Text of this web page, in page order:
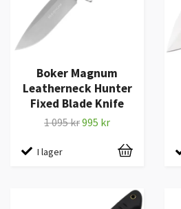
Boker Magnum
Leatherneck Hunter
Fixed Blade Knife
1 095 kr995 kr
I lager